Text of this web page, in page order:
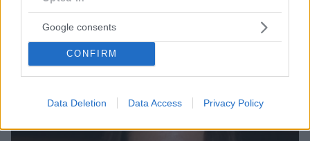
Google consents
CONFIRM
Data Deletion Data Access Privacy Policy
Ελλάδα που γερνάει: Τα... δύο ταψιά μεσημεριανό,
τα επιδόματα, η καθημερινότητά τους